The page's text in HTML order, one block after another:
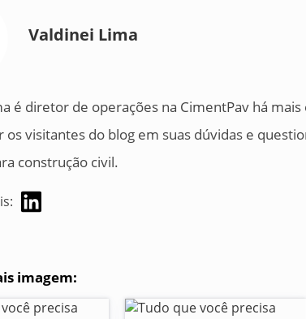
Valdinei Lima
é diretor de operações na CimentPav há
os visitantes do blog em suas dúvidas e
construção civil.
imagem: